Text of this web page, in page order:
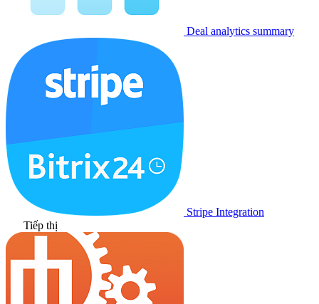
Deal analytics summary
Stripe Integration
Tiếp thị